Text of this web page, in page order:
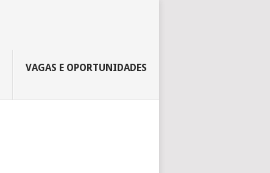
VAGAS E OPORTUNIDADES